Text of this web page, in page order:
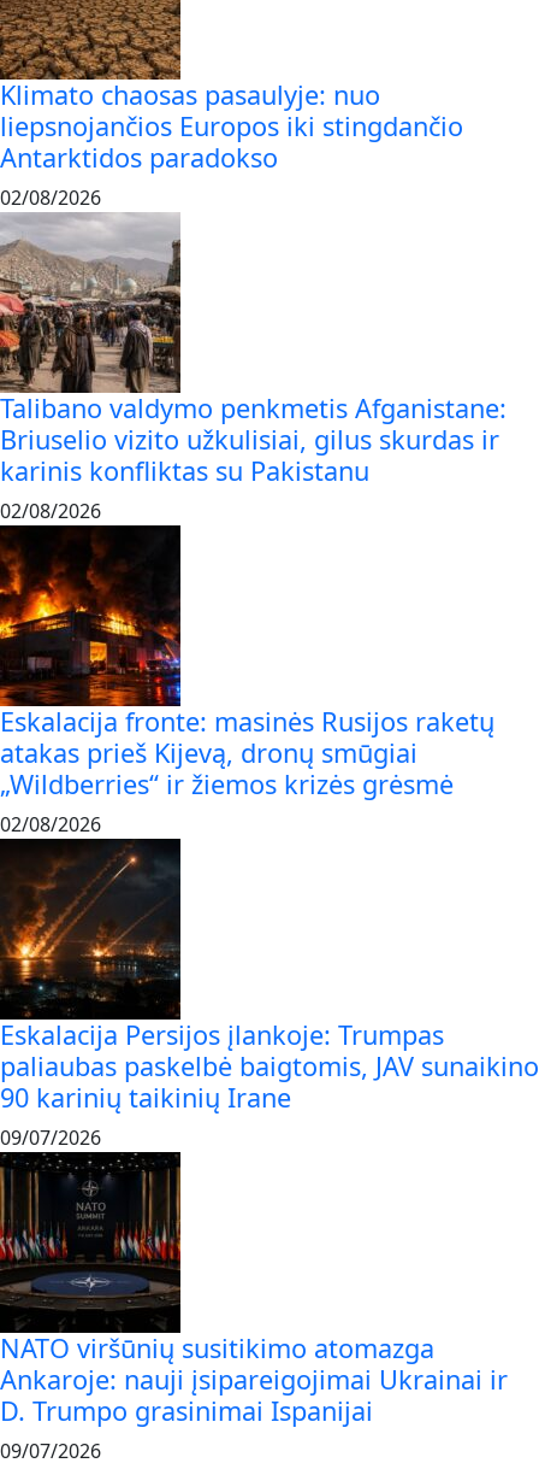
Klimato chaosas pasaulyje: nuo
liepsnojančios Europos iki stingdančio
Antarktidos paradokso
02/08/2026
Talibano valdymo penkmetis Afganistane:
Briuselio vizito užkulisiai, gilus skurdas ir
karinis konfliktas su Pakistanu
02/08/2026
Eskalacija fronte: masinės Rusijos raketų
atakas prieš Kijevą, dronų smūgiai
„Wildberries“ ir žiemos krizės grėsmė
02/08/2026
Eskalacija Persijos įlankoje: Trumpas
paliaubas paskelbė baigtomis, JAV sunaikino
90 karinių taikinių Irane
09/07/2026
NATO viršūnių susitikimo atomazga
Ankaroje: nauji įsipareigojimai Ukrainai ir
D. Trumpo grasinimai Ispanijai
09/07/2026